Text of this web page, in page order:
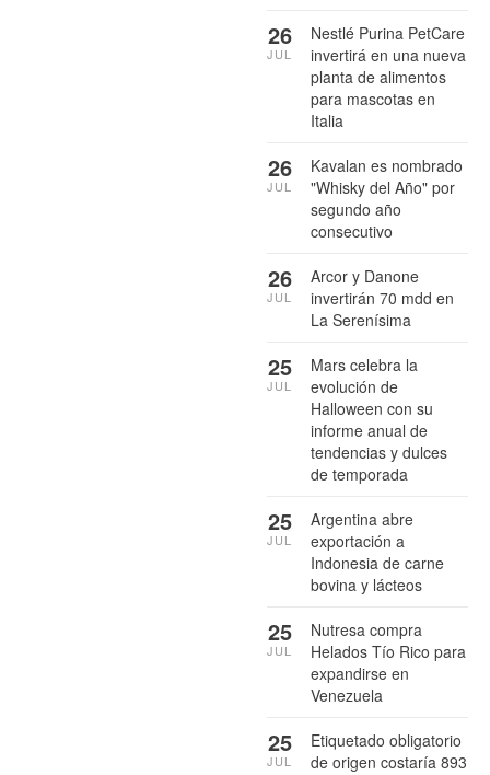
Nestlé Purina PetCare
invertirá en una nueva
planta de alimentos
para mascotas en
Italia
26
JUL
Kavalan es nombrado
"Whisky del Año" por
segundo año
consecutivo
26
JUL
Arcor y Danone
invertirán 70 mdd en
La Serenísima
26
JUL
Mars celebra la
evolución de
Halloween con su
informe anual de
tendencias y dulces
de temporada
25
JUL
Argentina abre
exportación a
Indonesia de carne
bovina y lácteos
25
JUL
Nutresa compra
Helados Tío Rico para
expandirse en
Venezuela
25
JUL
Etiquetado obligatorio
de origen costaría 893
25
JUL